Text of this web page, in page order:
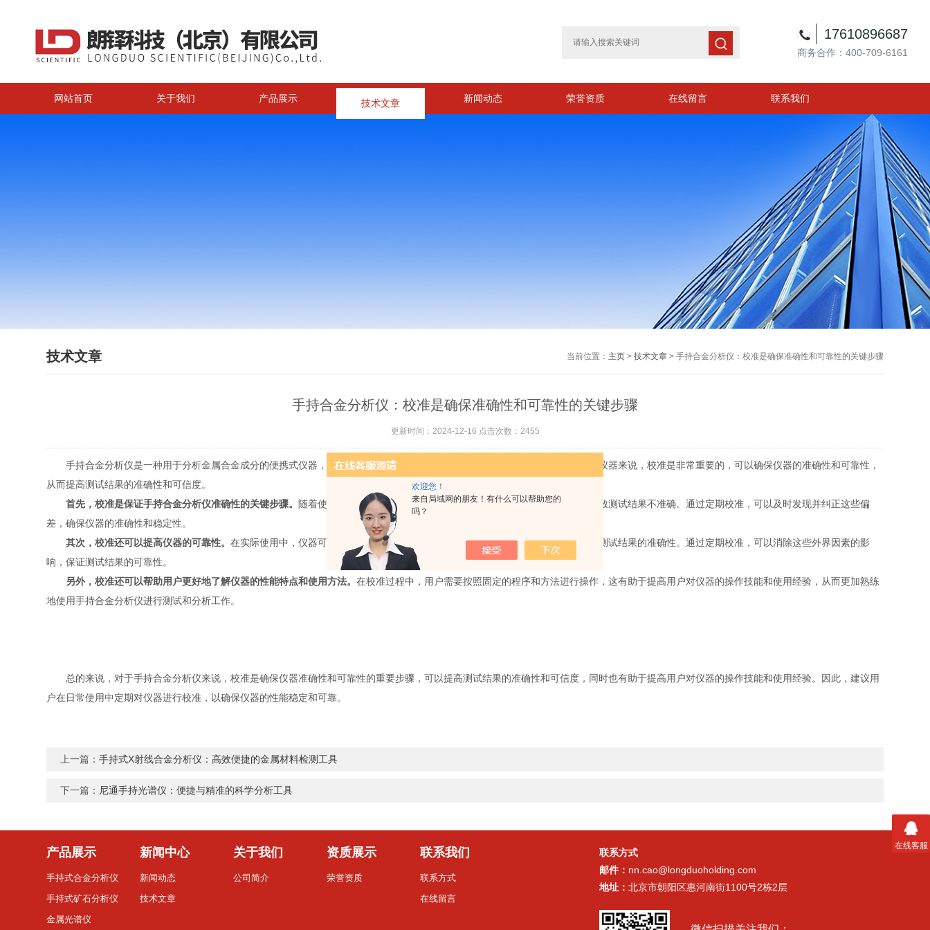
欢迎您！
来自局域网的朋友！有什么可以帮助您的
吗？
17610896687
商务合作：400-709-6161
网站首页 关于我们 产品展示 技术文章 新闻动态 荣誉资质 在线留言 联系我们
技术文章 当前位置： 主页> 技术文章> 手持合金分析仪：校准是确保准确性和可靠性的关键步骤
手持合金分析仪：校准是确保准确性和可靠性的关键步骤
更新时间：2024-12-16 点击次数：2455
手持合金分析仪是一种用于分析金属合金成分的便携式仪器，广泛应用于金属材料的检测和质量控制领域。对于这种高精度的仪器来说，校准是非常重要的，可以确保仪器的准确性和可靠性，
从而提高测试结果的准确性和可信度。
首先，校准是保证手持合金分析仪准确性的关键步骤。 随着使用时间的增长以及环境的变化，仪器的性能可能会发生偏差，导致测试结果不准确。通过定期校准，可以及时发现并纠正这些偏
差，确保仪器的准确性和稳定性。
其次，校准还可以提高仪器的可靠性。在实际使用中，仪器可能会受到外界因素的影响，如温度变化、电磁干扰等，从而影响测试结果的准确性。通过定期校准，可以消除这些外界因素的影
响，保证测试结果的可靠性。
另外，校准还可以帮助用户更好地了解仪器的性能特点和使用方法。在校准过程中，用户需要按照固定的程序和方法进行操作，这有助于提高用户对仪器的操作技能和使用经验，从而更加熟练
地使用手持合金分析仪进行测试和分析工作。
总的来说，对于手持合金分析仪来说，校准是确保仪器准确性和可靠性的重要步骤，可以提高测试结果的准确性和可信度，同时也有助于提高用户对仪器的操作技能和使用经验。因此，建议用
户在日常使用中定期对仪器进行校准，以确保仪器的性能稳定和可靠。
上一篇：手持式X射线合金分析仪：高效便捷的金属材料检测工具
下一篇： 尼通手持光谱仪：便捷与精准的科学分析工具
产品展示
手持式合金分析仪
手持式矿石分析仪
金属光谱仪
新闻中心
新闻动态
技术文章
关于我们
公司简介
资质展示
荣誉资质
联系我们
联系方式
在线留言
联系方式
邮件： nn.cao@longduoholding.com
地址： 北京市朝阳区惠河南街1100号2栋2层
在线客服